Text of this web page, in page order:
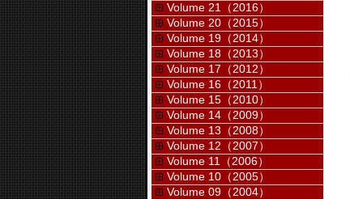
Volume 21（2016）
Volume 20（2015）
Volume 19（2014）
Volume 18（2013）
Volume 17（2012）
Volume 16（2011）
Volume 15（2010）
Volume 14（2009）
Volume 13（2008）
Volume 12（2007）
Volume 11（2006）
Volume 10（2005）
Volume 09（2004）